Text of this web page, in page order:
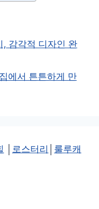
, 감각적 디자인 완
에서 튼튼하게 만
로스터리
룰루캐